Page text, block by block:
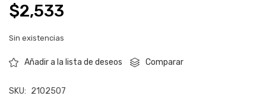
$2,533
Sin existencias
Añadir a la lista de deseos Comparar
SKU: 2102507